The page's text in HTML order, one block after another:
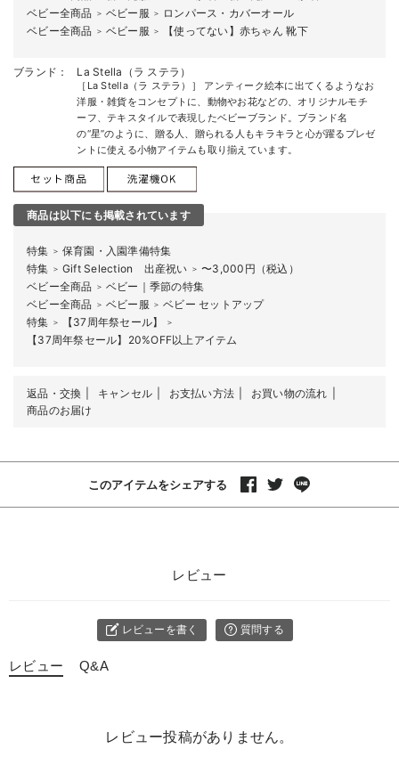
ベビー全商品
＞ ベビー服 ＞
ロンパース・カバーオール
ベビー全商品
＞ ベビー服 ＞ 【使ってない】赤ちゃん 靴下
ブランド： La Stella（ラ ステラ）
［La Stella（ラ ステラ）］ アンティーク絵本に出てくるようなお
洋服・雑貨をコンセプトに、動物やお花などの、オリジナルモチ
ーフ、テキスタイルで表現したベビーブランド。ブランド名
の“星”のように、贈る人、贈られる人もキラキラと心が躍るプレゼ
ントに使える小物アイテムも取り揃えています。
商品は以下にも掲載されています
特集 ＞ 保育園・入園準備特集
特集 ＞ Gift Selection 出産祝い ＞ 〜3,000円（税込）
ベビー全商品
＞ ベビー｜季節の特集
ベビー全商品
＞ ベビー服 ＞ ベビー セットアップ
特集 ＞ 【37周年祭セール】 ＞
【37周年祭セール】20%OFF以上アイテム
返品・交換 キャンセル お支払い方法
お買い物の流れ
商品のお届け
このアイテムをシェアする
レビュー
レビューを書く 質問する
レビュー Q&A
レビュー投稿がありません。